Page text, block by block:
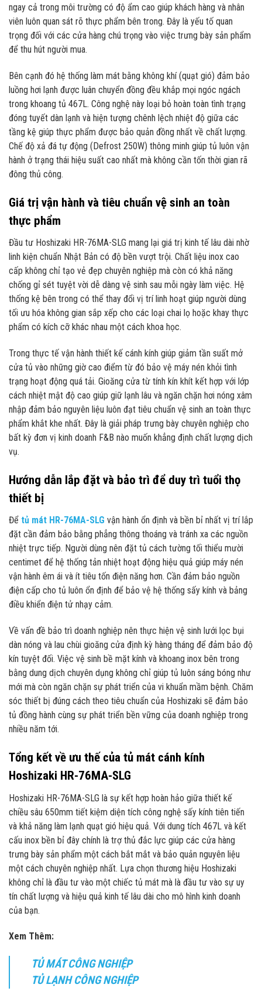
ngay cả trong môi trường có độ ẩm cao giúp khách hàng và nhân
viên luôn quan sát rõ thực phẩm bên trong. Đây là yếu tố quan
trọng đối với các cửa hàng chú trọng vào việc trưng bày sản phẩm
để thu hút người mua.
Bên cạnh đó hệ thống làm mát bằng không khí (quạt gió) đảm bảo
luồng hơi lạnh được luân chuyển đồng đều khắp mọi ngóc ngách
trong khoang tủ 467L. Công nghệ này loại bỏ hoàn toàn tình trạng
đóng tuyết dàn lạnh và hiện tượng chênh lệch nhiệt độ giữa các
tầng kệ giúp thực phẩm được bảo quản đồng nhất về chất lượng.
Chế độ xả đá tự động (Defrost 250W) thông minh giúp tủ luôn vận
hành ở trạng thái hiệu suất cao nhất mà không cần tốn thời gian rã
đông thủ công.
Giá trị vận hành và tiêu chuẩn vệ sinh an toàn
thực phẩm
Đầu tư Hoshizaki HR-76MA-SLG mang lại giá trị kinh tế lâu dài nhờ
linh kiện chuẩn Nhật Bản có độ bền vượt trội. Chất liệu inox cao
cấp không chỉ tạo vẻ đẹp chuyên nghiệp mà còn có khả năng
chống gỉ sét tuyệt vời dễ dàng vệ sinh sau mỗi ngày làm việc. Hệ
thống kệ bên trong có thể thay đổi vị trí linh hoạt giúp người dùng
tối ưu hóa không gian sắp xếp cho các loại chai lọ hoặc khay thực
phẩm có kích cỡ khác nhau một cách khoa học.
Trong thực tế vận hành thiết kế cánh kính giúp giảm tần suất mở
cửa tủ vào những giờ cao điểm từ đó bảo vệ máy nén khỏi tình
trạng hoạt động quá tải. Gioăng cửa từ tính kín khít kết hợp với lớp
cách nhiệt mật độ cao giúp giữ lạnh lâu và ngăn chặn hơi nóng xâm
nhập đảm bảo nguyên liệu luôn đạt tiêu chuẩn vệ sinh an toàn thực
phẩm khắt khe nhất. Đây là giải pháp trưng bày chuyên nghiệp cho
bất kỳ đơn vị kinh doanh F&B nào muốn khẳng định chất lượng dịch
vụ.
Hướng dẫn lắp đặt và bảo trì để duy trì tuổi thọ
thiết bị
Để tủ mát HR-76MA-SLG vận hành ổn định và bền bỉ nhất vị trí lắp
đặt cần đảm bảo bằng phẳng thông thoáng và tránh xa các nguồn
nhiệt trực tiếp. Người dùng nên đặt tủ cách tường tối thiểu mười
centimet để hệ thống tản nhiệt hoạt động hiệu quả giúp máy nén
vận hành êm ái và ít tiêu tốn điện năng hơn. Cần đảm bảo nguồn
điện cấp cho tủ luôn ổn định để bảo vệ hệ thống sấy kính và bảng
điều khiển điện tử nhạy cảm.
Về vấn đề bảo trì doanh nghiệp nên thực hiện vệ sinh lưới lọc bụi
dàn nóng và lau chùi gioăng cửa định kỳ hàng tháng để đảm bảo độ
kín tuyệt đối. Việc vệ sinh bề mặt kính và khoang inox bên trong
bằng dung dịch chuyên dụng không chỉ giúp tủ luôn sáng bóng như
mới mà còn ngăn chặn sự phát triển của vi khuẩn mầm bệnh. Chăm
sóc thiết bị đúng cách theo tiêu chuẩn của Hoshizaki sẽ đảm bảo
tủ đồng hành cùng sự phát triển bền vững của doanh nghiệp trong
nhiều năm tới.
Tổng kết về ưu thế của tủ mát cánh kính
Hoshizaki HR-76MA-SLG
Hoshizaki HR-76MA-SLG là sự kết hợp hoàn hảo giữa thiết kế
chiều sâu 650mm tiết kiệm diện tích công nghệ sấy kính tiên tiến
và khả năng làm lạnh quạt gió hiệu quả. Với dung tích 467L và kết
cấu inox bền bỉ đây chính là trợ thủ đắc lực giúp các cửa hàng
trưng bày sản phẩm một cách bắt mắt và bảo quản nguyên liệu
một cách chuyên nghiệp nhất. Lựa chọn thương hiệu Hoshizaki
không chỉ là đầu tư vào một chiếc tủ mát mà là đầu tư vào sự uy
tín chất lượng và hiệu quả kinh tế lâu dài cho mô hình kinh doanh
của bạn.
Xem Thêm:
TỦ MÁT CÔNG NGHIỆP
TỦ LẠNH CÔNG NGHIỆP